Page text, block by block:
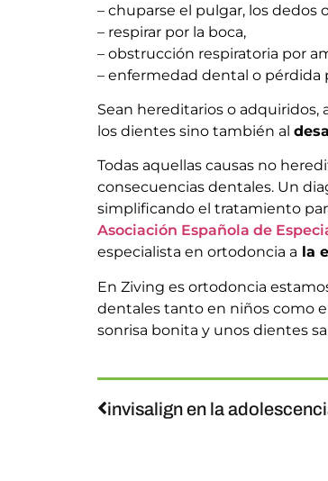
– chuparse el pulgar, los dedos
– respirar por la boca,
– obstrucción respiratoria por
– enfermedad dental o
Sean hereditarios o
los dientes sino también al
Todas aquellas causas no
consecuencias dentales. Un
simplificando el tratamiento
Asociación Española de
especialista en ortodoncia a la
En Ziving es ortodoncia
dentales tanto en niños como
sonrisa bonita y unos dientes
invisalign en la